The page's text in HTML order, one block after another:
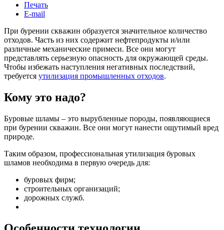
Печать
E-mail
При бурении скважин образуется значительное количество
отходов. Часть из них содержит нефтепродукты и/или
различные механические примеси. Все они могут
представлять серьезную опасность для окружающей среды.
Чтобы избежать наступления негативных последствий,
требуется утилизация промышленных отходов.
Кому это надо?
Буровые шламы – это вырубленные породы, появляющиеся
при бурении скважин. Все они могут нанести ощутимый вред
природе.
Таким образом, профессиональная утилизация буровых
шламов необходима в первую очередь для:
буровых фирм;
строительных организаций;
дорожных служб.